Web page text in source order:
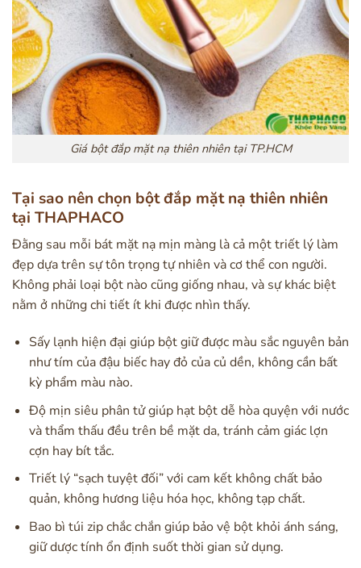
Giá bột đắp mặt nạ thiên nhiên tại TP.HCM
Tại sao nên chọn bột đắp mặt nạ thiên nhiên
tại THAPHACO
Đằng sau mỗi bát mặt nạ mịn màng là cả một triết lý làm
đẹp dựa trên sự tôn trọng tự nhiên và cơ thể con người.
Không phải loại bột nào cũng giống nhau, và sự khác biệt
nằm ở những chi tiết ít khi được nhìn thấy.
Sấy lạnh hiện đại giúp bột giữ được màu sắc nguyên bản
như tím của đậu biếc hay đỏ của củ dền, không cần bất
kỳ phẩm màu nào.
Độ mịn siêu phân tử giúp hạt bột dễ hòa quyện với nước
và thẩm thấu đều trên bề mặt da, tránh cảm giác lợn
cợn hay bít tắc.
Triết lý “sạch tuyệt đối” với cam kết không chất bảo
quản, không hương liệu hóa học, không tạp chất.
Bao bì túi zip chắc chắn giúp bảo vệ bột khỏi ánh sáng,
giữ dược tính ổn định suốt thời gian sử dụng.